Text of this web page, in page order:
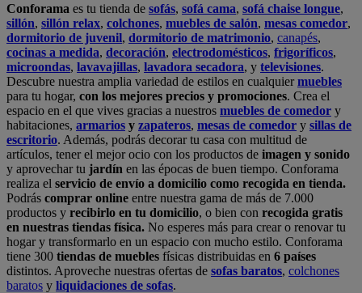
Conforama es tu tienda de sofás, sofá cama, sofá chaise longue,
sillón, sillón relax, colchones, muebles de salón, mesas comedor,
dormitorio de juvenil, dormitorio de matrimonio, canapés,
cocinas a medida, decoración, electrodomésticos, frigoríficos,
microondas, lavavajillas, lavadora secadora, y televisiones.
Descubre nuestra amplia variedad de estilos en cualquiermuebles
para tu hogar, con los mejores precios y promociones. Crea el
espacio en el que vives gracias a nuestros muebles de comedor y
habitaciones, armarios y zapateros, mesas de comedor y sillas de
escritorio. Además, podrás decorar tu casa con multitud de
artículos, tener el mejor ocio con los productos de imagen y sonido
y aprovechar tu jardín en las épocas de buen tiempo. Conforama
realiza el servicio de envío a domicilio como recogida en tienda.
Podrás comprar online entre nuestra gama de más de 7.000
productos y recibirlo en tu domicilio, o bien con recogida gratis
en nuestras tiendas física. No esperes más para crear o renovar tu
hogar y transformarlo en un espacio con mucho estilo. Conforama
tiene 300 tiendas de muebles físicas distribuidas en 6 países
distintos. Aproveche nuestras ofertas de sofas baratos, colchones
baratos y liquidaciones de sofas.